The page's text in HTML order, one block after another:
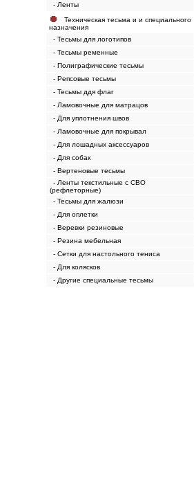
- Ленты
Техническая тесьма и и специального
назначения
- Тесьмы для логотипов
- Тесьмы ременные
- Полиграфические тесьмы
- Репсовые тесьмы
- Тесьмы ддя флаг
- Ламовочные для матрацов
- Для уплотнения швов
- Ламовочные для покрывал
- Для лошадных аксессуаров
- Для собак
- Вертеновые тесьмы
- Ленты текстильные с СВО
(рефлеторные)
- Тесьмы для жалюзи
- Для оплетки
- Веревки резиновые
- Резина мебельная
- Сетки для настольного тениса
- Для колясков
- Другие специальные тесьмы